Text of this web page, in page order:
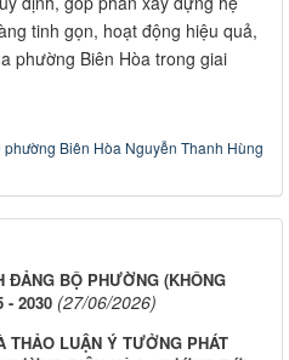
tinh gọn, hoạt động hiệu quả,
phường Biên Hòa trong giai
phường Biên Hòa Nguyễn Thanh Hùng
ĐẢNG BỘ PHƯỜNG (KHÔNG
- 2030 (27/06/2026)
THẢO LUẬN Ý TƯỞNG PHÁT